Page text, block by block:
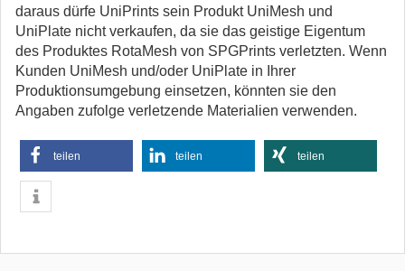
daraus dürfe UniPrints sein Produkt UniMesh und
UniPlate nicht verkaufen, da sie das geistige Eigentum
des Produktes RotaMesh von SPGPrints verletzten. Wenn
Kunden UniMesh und/oder UniPlate in Ihrer
Produktionsumgebung einsetzen, könnten sie den
Angaben zufolge verletzende Materialien verwenden.
teilen teilen teilen